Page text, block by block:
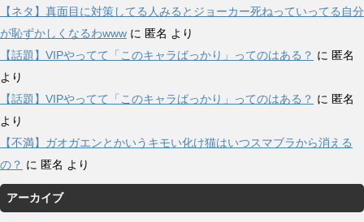
【ネタ】真面目に対策してる人みるとジョーカー死ねっていってる自分
が恥ずかしくなるわwww に 匿名 より
【話題】VIPやってて「このキャラばっかり」ってのはある？ に 匿名
より
【話題】VIPやってて「このキャラばっかり」ってのはある？ に 匿名
より
【不満】ガオガエンとかいうキモい化け猫はいつスマブラから消える
の？ に 匿名 より
アーカイブ